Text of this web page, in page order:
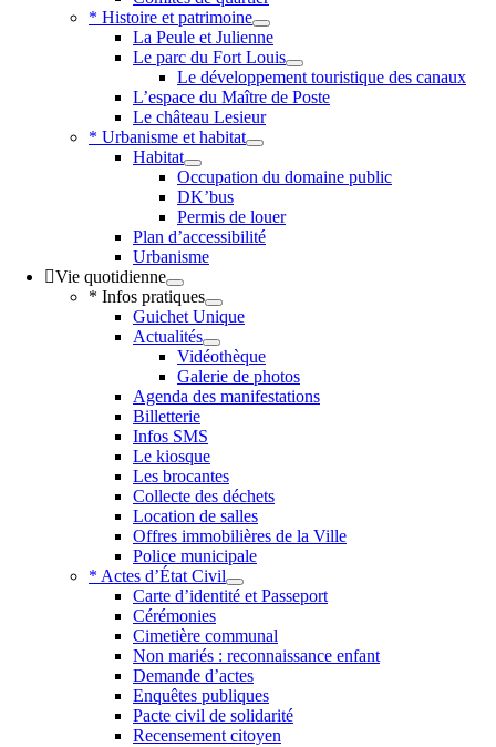
* Histoire et patrimoine
La Peule et Julienne
Le parc du Fort Louis
Le développement touristique des canaux
L’espace du Maître de Poste
Le château Lesieur
* Urbanisme et habitat
Habitat
Occupation du domaine public
DK’bus
Permis de louer
Plan d’accessibilité
Urbanisme
Vie quotidienne
* Infos pratiques
Guichet Unique
Actualités
Vidéothèque
Galerie de photos
Agenda des manifestations
Billetterie
Infos SMS
Le kiosque
Les brocantes
Collecte des déchets
Location de salles
Offres immobilières de la Ville
Police municipale
* Actes d’État Civil
Carte d’identité et Passeport
Cérémonies
Cimetière communal
Non mariés : reconnaissance enfant
Demande d’actes
Enquêtes publiques
Pacte civil de solidarité
Recensement citoyen